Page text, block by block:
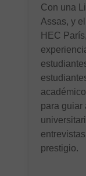
Con una
Assas, y
HEC
para guiar
prestigio.